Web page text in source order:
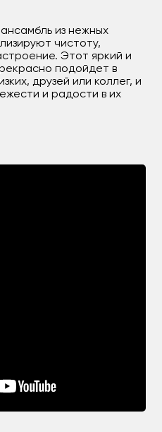
из нежных
чистоту,
Этот яркий и
подойдет в
друзей или коллег, и
и радости в их